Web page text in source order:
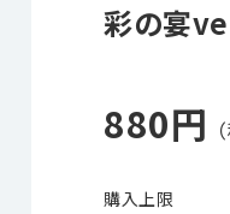
彩の宴
880円
購入上限